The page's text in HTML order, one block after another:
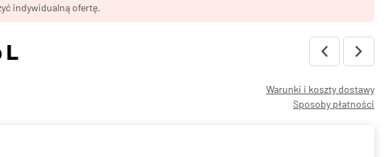
indywidualną ofertę.
L
Warunki i koszty dostawy
Sposoby płatności